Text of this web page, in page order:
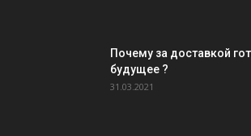
Почему за доставкой
будущее ?
31.03.2021